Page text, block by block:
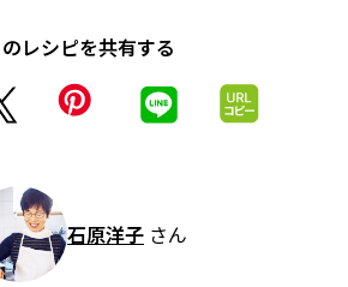
レシピを共有する
石原洋子 さん